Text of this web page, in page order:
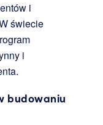
i
świecie
i
budowaniu